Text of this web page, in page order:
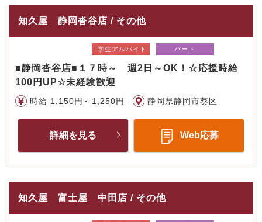
知久屋 静岡沓谷店 / その他
学生アルバイト パート
■静岡沓谷店■１７時～ 週2日～OK！☆応援時給
100円UP☆未経験歓迎
時給 1,150円～1,250円 静岡県静岡市葵区
詳細を見る Web応募
知久屋 富士屋 中田店 / その他